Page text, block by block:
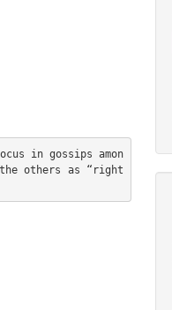
in gossips amon
the others as “right